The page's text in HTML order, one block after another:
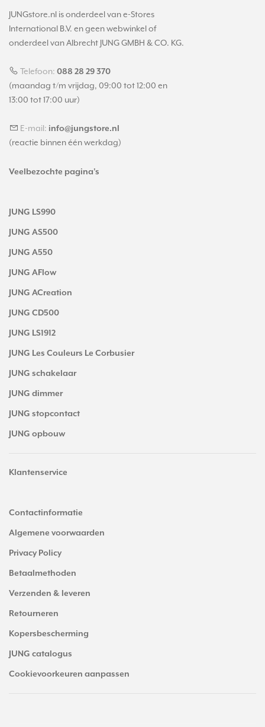
JUNGstore.nl is onderdeel van e-Stores
International B.V. en geen webwinkel of
onderdeel van Albrecht JUNG GMBH & CO. KG.
Telefoon: 088 28 29 370
(maandag t/m vrijdag, 09:00 tot 12:00 en
13:00 tot 17:00 uur)
E-mail: info@jungstore.nl
(reactie binnen één werkdag)
Veelbezochte pagina's
JUNG LS990
JUNG AS500
JUNG A550
JUNG AFlow
JUNG ACreation
JUNG CD500
JUNG LS1912
JUNG Les Couleurs Le Corbusier
JUNG schakelaar
JUNG dimmer
JUNG stopcontact
JUNG opbouw
Klantenservice
Contactinformatie
Algemene voorwaarden
Privacy Policy
Betaalmethoden
Verzenden & leveren
Retourneren
Kopersbescherming
JUNG catalogus
Cookievoorkeuren aanpassen